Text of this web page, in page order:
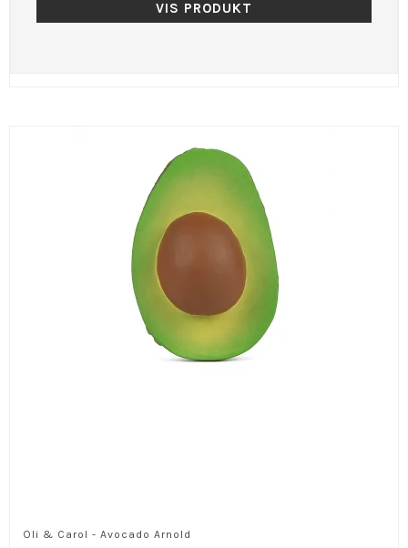
VIS PRODUKT
Oli & Carol - Avocado Arnold